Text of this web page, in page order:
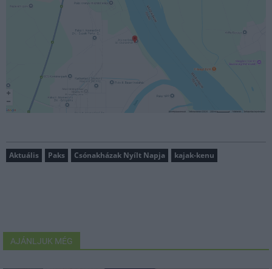
Aktuális Paks Csónakházak Nyílt Napja kajak-kenu
AJÁNLJUK MÉG